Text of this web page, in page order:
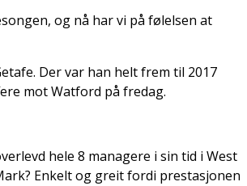
og nå har vi på følelsen at
Der var han helt frem til 2017
mot Watford på fredag.
hele 8 managere i sin tid i West
Enkelt og greit fordi prestasjonen